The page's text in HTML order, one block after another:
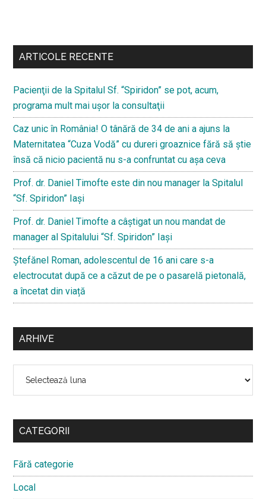
secundara
ARTICOLE RECENTE
Pacienţii de la Spitalul Sf. “Spiridon” se pot, acum,
programa mult mai uşor la consultaţii
Caz unic în România! O tânără de 34 de ani a ajuns la
Maternitatea “Cuza Vodă” cu dureri groaznice fără să ştie
însă că nicio pacientă nu s-a confruntat cu așa ceva
Prof. dr. Daniel Timofte este din nou manager la Spitalul
“Sf. Spiridon” Iaşi
Prof. dr. Daniel Timofte a câștigat un nou mandat de
manager al Spitalului “Sf. Spiridon” Iași
Ştefănel Roman, adolescentul de 16 ani care s-a
electrocutat după ce a căzut de pe o pasarelă pietonală,
a încetat din viață
ARHIVE
CATEGORII
Fără categorie
Local